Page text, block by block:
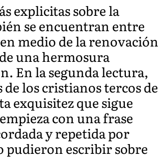
explicitas sobre la
se encuentran entre
medio de la renovación
una hermosura
En la segunda lectura,
los cristianos tercos de
exquisitez que sigue
con una frase
y repetida por
pudieron escribir sobre